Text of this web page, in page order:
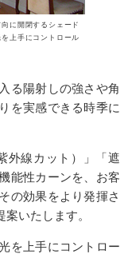
に開閉するシェード
上手にコントロール
る陽射しの強さや角
を実感できる時季に
外線カット）」「遮
能性カーンを、お客
の効果をより発揮さ
いたします。
を上手にコントロー